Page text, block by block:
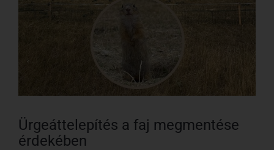
Ürgeáttelepítés a faj megmentése
érdekében